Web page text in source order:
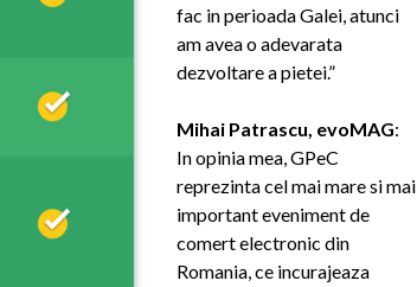
fac in perioada Galei, atunci
am avea o adevarata
dezvoltare a pietei.”
Mihai Patrascu, evoMAG:
In opinia mea, GPeC
reprezinta cel mai mare si mai
important eveniment de
comert electronic din
Romania, ce incurajeaza